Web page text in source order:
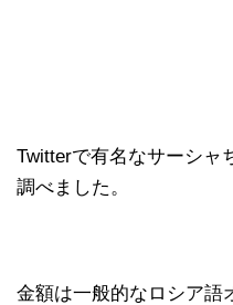
Twitterで有名なサーシャ
調べました。
金額は一般的なロシア語